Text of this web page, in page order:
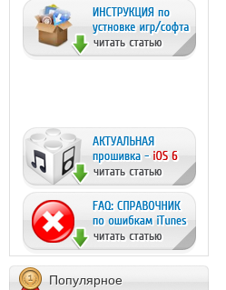
Популярное